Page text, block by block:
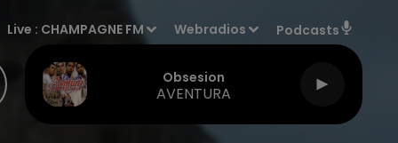
Live : CHAMPAGNE FM Webradios Podcasts
Obsesion
AVENTURA